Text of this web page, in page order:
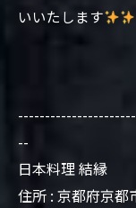
いいたします
--
日本料理 結縁
住所 : 京都府京都